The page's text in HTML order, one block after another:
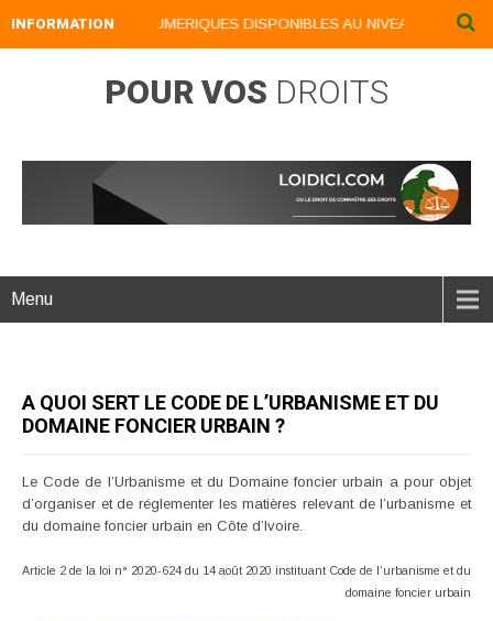
INFORMATION
NOS LIVRES NUMERIQUES DISPONIBLES AU NIVEAU DU
POUR VOS DROITS
Menu
A QUOI SERT LE CODE DE L’URBANISME ET DU
DOMAINE FONCIER URBAIN ?
Le Code de l’Urbanisme et du Domaine foncier urbain a pour objet
d’organiser et de réglementer les matières relevant de l’urbanisme et
du domaine foncier urbain en Côte d’Ivoire.
Article 2 de la loi n° 2020-624 du 14 août 2020 instituant Code de l’urbanisme et du
domaine foncier urbain